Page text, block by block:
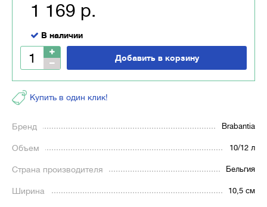
Бренд Brabantia
Объем 10/12 л
Страна производителя Бельгия
Ширина 10,5 см
1 169 р.
В наличии
Добавить в корзину
Купить в один клик!